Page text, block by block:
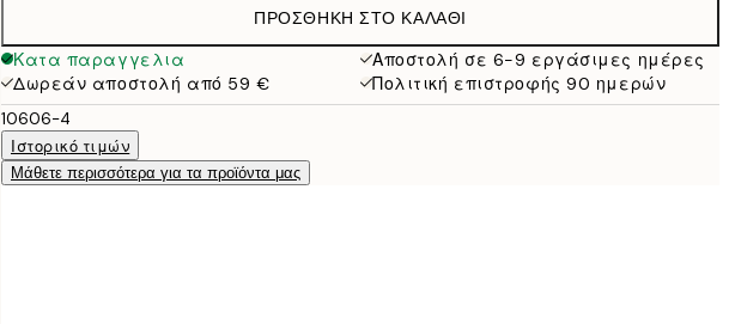
ΠΡΟΣΘΉΚΗ ΣΤΟ ΚΑΛΆΘΙ
Κατα παραγγελια
Αποστολή σε 6-9 εργάσιμες ημέρες
Δωρεάν αποστολή από 59 €
Πολιτική επιστροφής 90 ημερών
10606-4
Ιστορικό τιμών
Μάθετε περισσότερα για τα προϊόντα μας